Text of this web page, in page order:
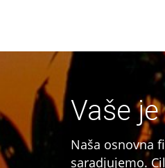
Vaše
Naša osnovna
saradjujemo.